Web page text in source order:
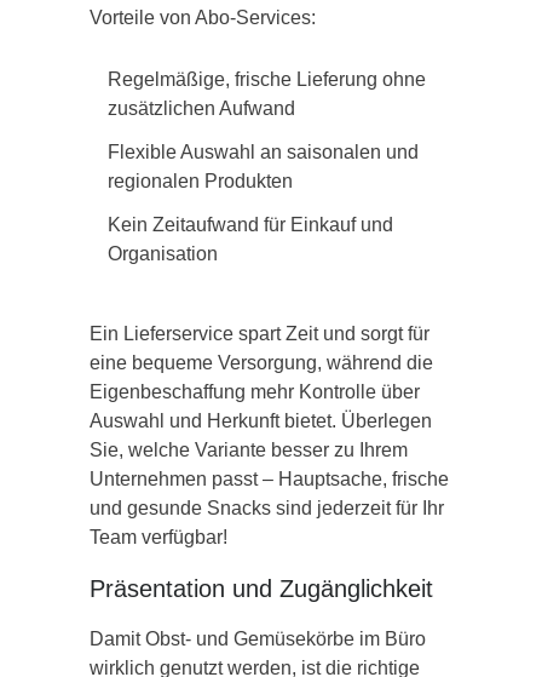
Vorteile von Abo-Services:
Regelmäßige, frische Lieferung ohne
zusätzlichen Aufwand
Flexible Auswahl an saisonalen und
regionalen Produkten
Kein Zeitaufwand für Einkauf und
Organisation
Ein Lieferservice spart Zeit und sorgt für
eine bequeme Versorgung, während die
Eigenbeschaffung mehr Kontrolle über
Auswahl und Herkunft bietet. Überlegen
Sie, welche Variante besser zu Ihrem
Unternehmen passt – Hauptsache, frische
und gesunde Snacks sind jederzeit für Ihr
Team verfügbar!
Präsentation und Zugänglichkeit
Damit Obst- und Gemüsekörbe im Büro
wirklich genutzt werden, ist die richtige